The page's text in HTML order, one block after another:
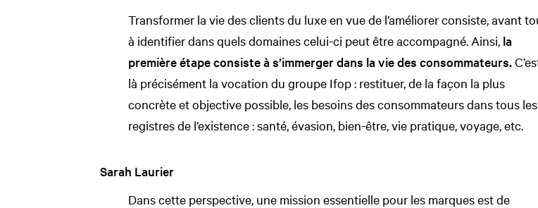
Transformer la vie des clients du luxe en vue de l’améliorer consiste, avant
à identifier dans quels domaines celui-ci peut être accompagné. Ainsi, la
première étape consiste à s’immerger dans la vie des consommateurs.
là précisément la vocation du groupe Ifop : restituer, de la façon la plus
concrète et objective possible, les besoins des consommateurs dans tous les
registres de l’existence : santé, évasion, bien-être, vie pratique, voyage, etc.
Sarah Laurier
Dans cette perspective, une mission essentielle pour les marques est de